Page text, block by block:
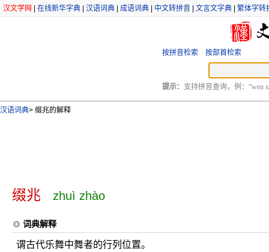
汉文学网 在线新华字典 汉语词典 成语词典 中文转拼音 文言文字典 繁体字转
按拼音检索 按部首检索
提示： 支持拼音查询，例：“wen
汉语词典> 缀兆的解释
缀兆 zhuì zhào
词典解释
谓古代乐舞中舞者的行列位置。